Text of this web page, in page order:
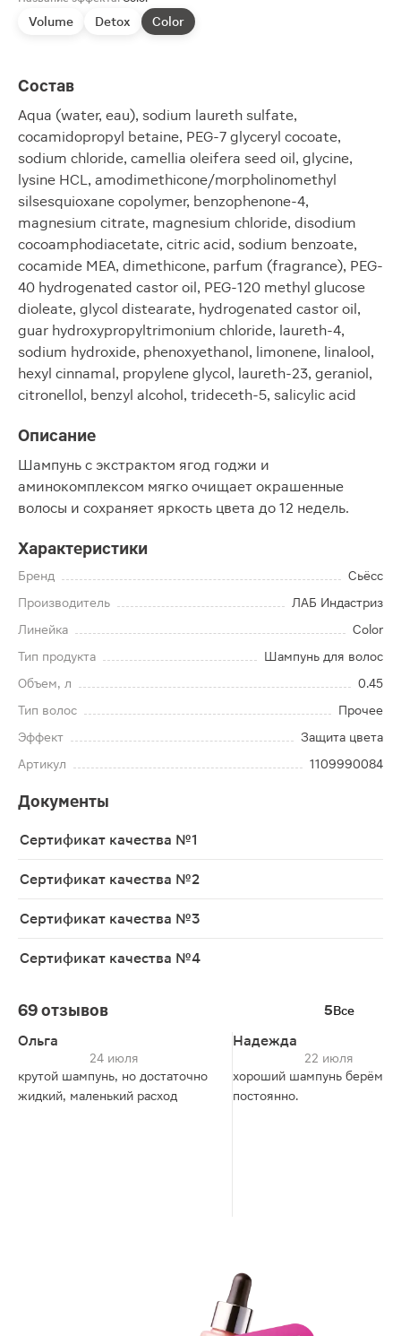
Volume Detox Color
Состав
Aqua (water, eau), sodium laureth sulfate,
cocamidopropyl betaine, PEG-7 glyceryl cocoate,
sodium chloride, camellia oleifera seed oil, glycine,
lysine HCL, amodimethicone/morpholinomethyl
silsesquioxane copolymer, benzophenone-4,
magnesium citrate, magnesium chloride, disodium
cocoamphodiacetate, citric acid, sodium benzoate,
cocamide MEA, dimethicone, parfum (fragrance), PEG-
40 hydrogenated castor oil, PEG-120 methyl glucose
dioleate, glycol distearate, hydrogenated castor oil,
guar hydroxypropyltrimonium chloride, laureth-4,
sodium hydroxide, phenoxyethanol, limonene, linalool,
hexyl cinnamal, propylene glycol, laureth-23, geraniol,
citronellol, benzyl alcohol, trideceth-5, salicylic acid
Описание
Шампунь с экстрактом ягод годжи и
аминокомплексом мягко очищает окрашенные
волосы и сохраняет яркость цвета до 12 недель.
Характеристики
Бренд
Сьёсс
Производитель
ЛАБ Индастриз
Линейка
Color
Тип продукта
Шампунь для волос
Объем, л
0.45
Тип волос
Прочее
Эффект
Защита цвета
Артикул
1109990084
Документы
Сертификат качества №1
Сертификат качества №2
Сертификат качества №3
Сертификат качества №4
69 отзывов 5Все
Ольга
24 июля
крутой шампунь, но достаточно
жидкий, маленький расход
Надежда
22 июля
хороший шампунь берём
постоянно.